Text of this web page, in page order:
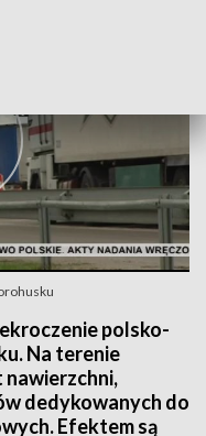
polsko-
Na terenie
dedykowanych do
Efektem są